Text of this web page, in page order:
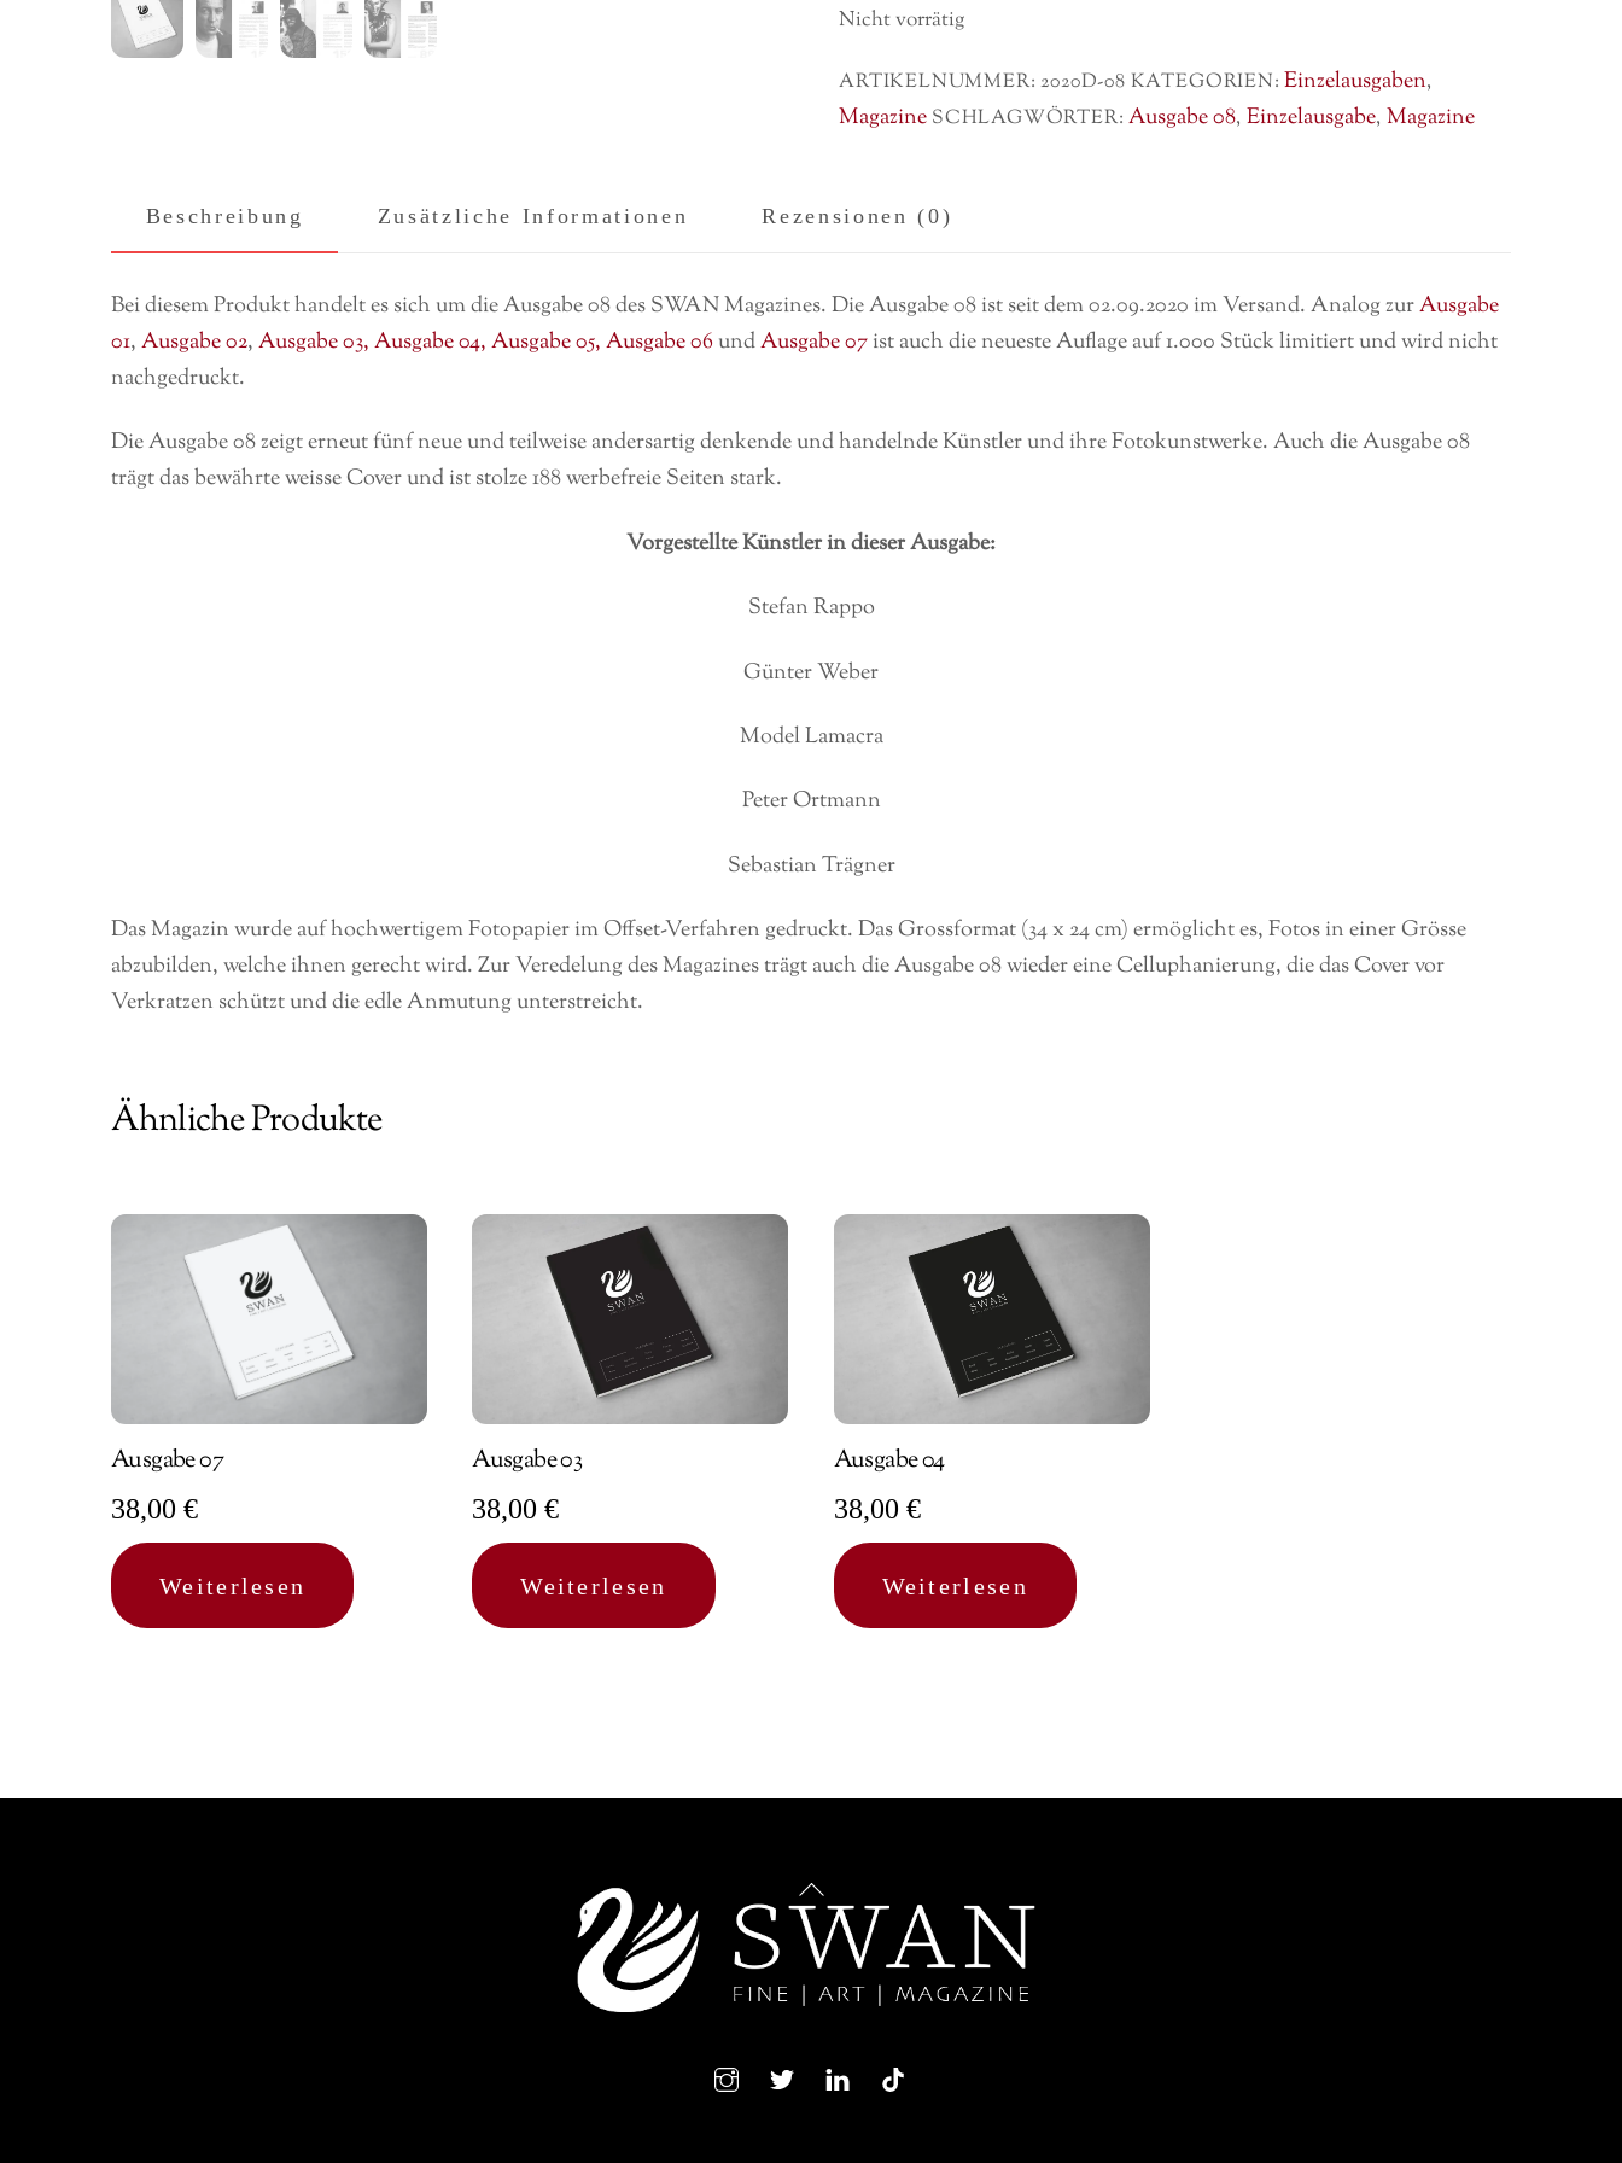
Nicht vorrätig
ARTIKELNUMMER:2020D-08 KATEGORIEN:Einzelausgaben,
Magazine SCHLAGWÖRTER:Ausgabe 08, Einzelausgabe, Magazine
Beschreibung Zusätzliche Informationen Rezensionen (0)
Bei diesem Produkt handelt es sich um die Ausgabe 08 des SWAN Magazines. Die Ausgabe 08 ist seit dem 02.09.2020 im Versand. Analog zurAusgabe
01,Ausgabe 02,Ausgabe 03,Ausgabe 04,Ausgabe 05,Ausgabe 06undAusgabe 07ist auch die neueste Auflage auf 1.000 Stück limitiert und wird nicht
nachgedruckt.
Die Ausgabe 08 zeigt erneut fünf neue und teilweise andersartig denkende und handelnde Künstler und ihre Fotokunstwerke. Auch die Ausgabe 08
trägt das bewährte weisse Cover und ist stolze 188 werbefreie Seiten stark.
Vorgestellte Künstler in dieser Ausgabe:
Stefan Rappo
Günter Weber
Model Lamacra
Peter Ortmann
Sebastian Trägner
Das Magazin wurde auf hochwertigem Fotopapier im Offset-Verfahren gedruckt. Das Grossformat (34 x 24 cm) ermöglicht es, Fotos in einer Grösse
abzubilden, welche ihnen gerecht wird. Zur Veredelung des Magazines trägt auch die Ausgabe 08 wieder eine Celluphanierung, die das Cover vor
Verkratzen schützt und die edle Anmutung unterstreicht.
Ähnliche Produkte
Ausgabe 07
38,00 €
Weiterlesen
Ausgabe 03
38,00€
Weiterlesen
Ausgabe 04
38,00 €
Weiterlesen
Back
Top
Twitter LindedIn